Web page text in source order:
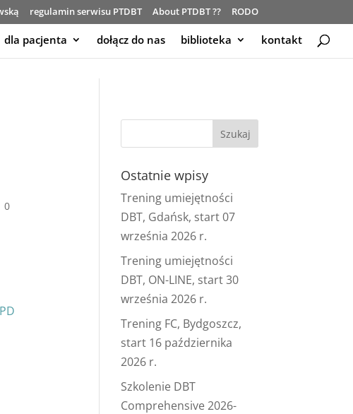
regulamin serwisu PTDBT About PTDBT ?? RODO
dla pacjenta dołącz do nas biblioteka kontakt
0
Ostatnie wpisy
Trening umiejętności
DBT, Gdańsk, start 07
września 2026 r.
Trening umiejętności
DBT, ON-LINE, start 30
września 2026 r.
Trening FC, Bydgoszcz,
start 16 października
2026 r.
Szkolenie DBT
Comprehensive 2026-